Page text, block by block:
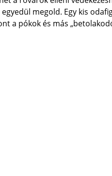
megold. Egy kis
a pókok és más